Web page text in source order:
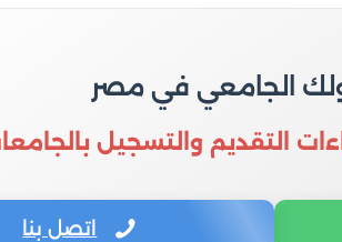
الجامعي في مصر
التقديم والتسجيل
اتصل بنا